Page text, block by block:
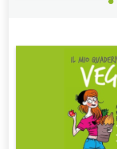
CONTROINDICAZIONI
AGATA: TUTTE LE PROPRIETÀ E
MASSAGGIO THAI: TECNICA, BENEFICI
MASSAGGIO ORTHO-BIONOMY:
CONTROINDICAZIONI
AUTOMASSAGGIO: TECNICA,
BENEFICI E CONTROINDICAZIONI